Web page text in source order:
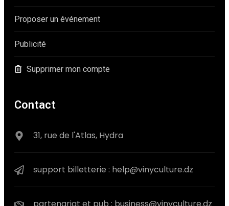
Proposer un événement
Publicité
Supprimer mon compte
Contact
31, rue de l'Atlas, Hydra
support billetterie : help@vinyculture.dz